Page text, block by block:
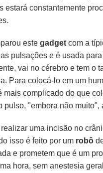
estará constantemente
estegadget com a
pulsações e é usada
vai no cérebro e tem o
Para colocá-lo em um
mais complicado do que
pulso, "embora não muito",
realizar uma incisão no
isso é feito por um robô
e prometem que é um
hora, sem anestesia